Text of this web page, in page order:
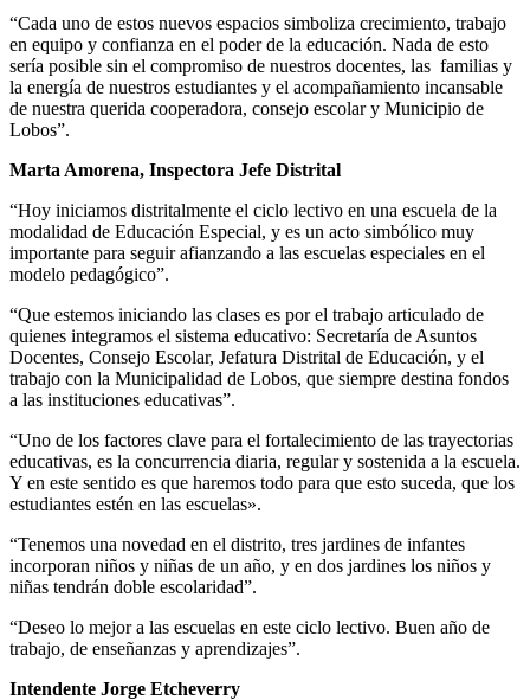
“Cada uno de estos nuevos espacios simboliza crecimiento, trabajo
en equipo y confianza en el poder de la educación. Nada de esto
sería posible sin el compromiso de nuestros docentes, las familias y
la energía de nuestros estudiantes y el acompañamiento incansable
de nuestra querida cooperadora, consejo escolar y Municipio de
Lobos”.
Marta Amorena, Inspectora Jefe Distrital
“Hoy iniciamos distritalmente el ciclo lectivo en una escuela de la
modalidad de Educación Especial, y es un acto simbólico muy
importante para seguir afianzando a las escuelas especiales en el
modelo pedagógico”.
“Que estemos iniciando las clases es por el trabajo articulado de
quienes integramos el sistema educativo: Secretaría de Asuntos
Docentes, Consejo Escolar, Jefatura Distrital de Educación, y el
trabajo con la Municipalidad de Lobos, que siempre destina fondos
a las instituciones educativas”.
“Uno de los factores clave para el fortalecimiento de las trayectorias
educativas, es la concurrencia diaria, regular y sostenida a la escuela.
Y en este sentido es que haremos todo para que esto suceda, que los
estudiantes estén en las escuelas».
“Tenemos una novedad en el distrito, tres jardines de infantes
incorporan niños y niñas de un año, y en dos jardines los niños y
niñas tendrán doble escolaridad”.
“Deseo lo mejor a las escuelas en este ciclo lectivo. Buen año de
trabajo, de enseñanzas y aprendizajes”.
Intendente Jorge Etcheverry